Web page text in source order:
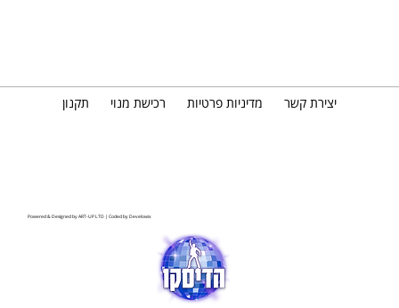
Powered & Designed byART-UP LTD | Coded byDevelowix
תקנון רכישת מנוי מדיניות פרטיות יצירת קשר